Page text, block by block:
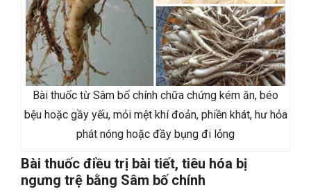
Bài thuốc từ Sâm bố chính chữa chứng kém ăn, béo
bệu hoặc gầy yếu, mỏi mệt khí đoản, phiền khát, hư hỏa
phát nóng hoặc đầy bụng đi lỏng
Bài thuốc điều trị bài tiết, tiêu hóa bị
ngưng trệ bằng Sâm bố chính